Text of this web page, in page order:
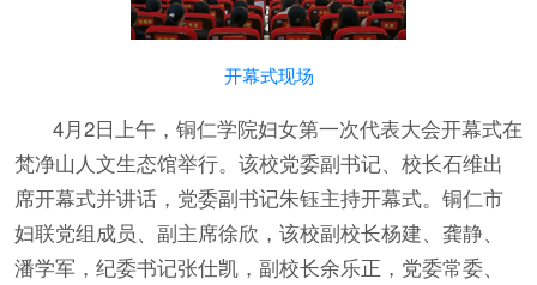
开幕式现场
4月2日上午，铜仁学院妇女第一次代表大会开幕式在
梵净山人文生态馆举行。该校党委副书记、校长石维出
席开幕式并讲话，党委副书记朱钰主持开幕式。铜仁市
妇联党组成员、副主席徐欣，该校副校长杨建、龚静、
潘学军，纪委书记张仕凯，副校长余乐正，党委常委、